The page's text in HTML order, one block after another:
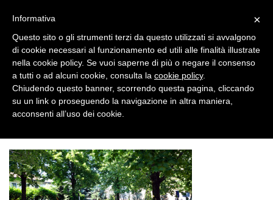
DSC_6446 Home DSC_6446
×
Informativa
Questo sito o gli strumenti terzi da questo utilizzati si avvalgono
di cookie necessari al funzionamento ed utili alle finalità illustrate
nella cookie policy. Se vuoi saperne di più o negare il consenso
a tutti o ad alcuni cookie, consulta la cookie policy.
Chiudendo questo banner, scorrendo questa pagina, cliccando
su un link o proseguendo la navigazione in altra maniera,
acconsenti all’uso dei cookie.